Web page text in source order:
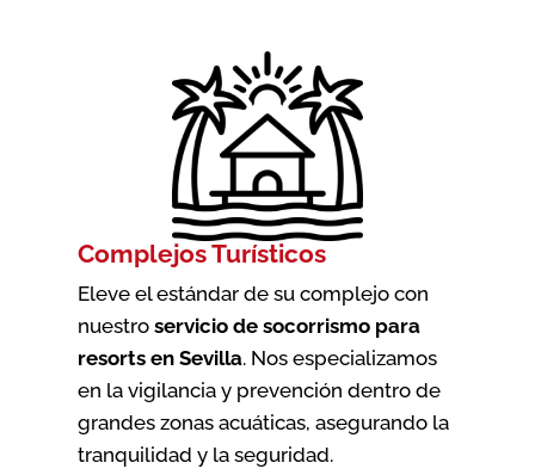
Complejos Turísticos
Eleve el estándar de su complejo con
nuestro servicio de socorrismo para
resorts en Sevilla. Nos especializamos
en la vigilancia y prevención dentro de
grandes zonas acuáticas, asegurando la
tranquilidad y la seguridad.